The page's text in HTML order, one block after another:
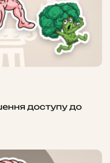
доступу до